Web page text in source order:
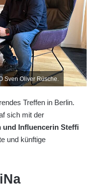
Sven Oliver Rüsche.
Treffen in Berlin.
sich mit der
und Influencerin Steffi
und künftige